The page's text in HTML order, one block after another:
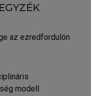
az ezredfordulón
modell